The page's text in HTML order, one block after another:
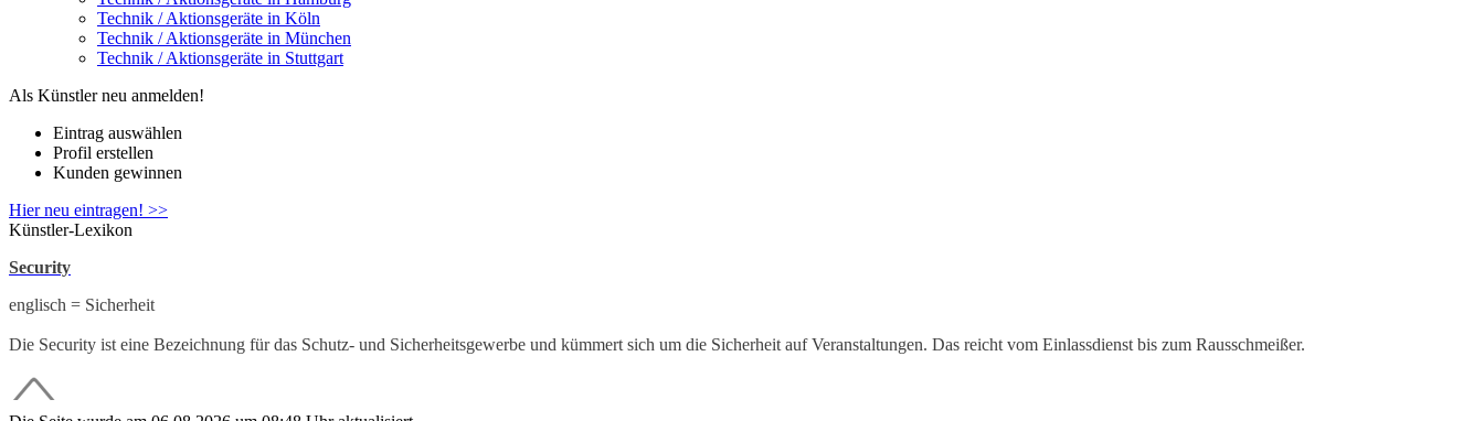
Technik / Aktionsgeräte in Köln
Technik / Aktionsgeräte in München
Technik / Aktionsgeräte in Stuttgart
Als Künstler neu anmelden!
Eintrag auswählen
Profil erstellen
Kunden gewinnen
Hier neu eintragen! >>
Künstler-Lexikon
Security
englisch = Sicherheit
Die Security ist eine Bezeichnung für das Schutz- und Sicherheitsgewerbe und kümmert sich um die Sicherheit auf Veranstaltungen. Das reicht vom Einlassdienst bis zum Rausschmeißer.